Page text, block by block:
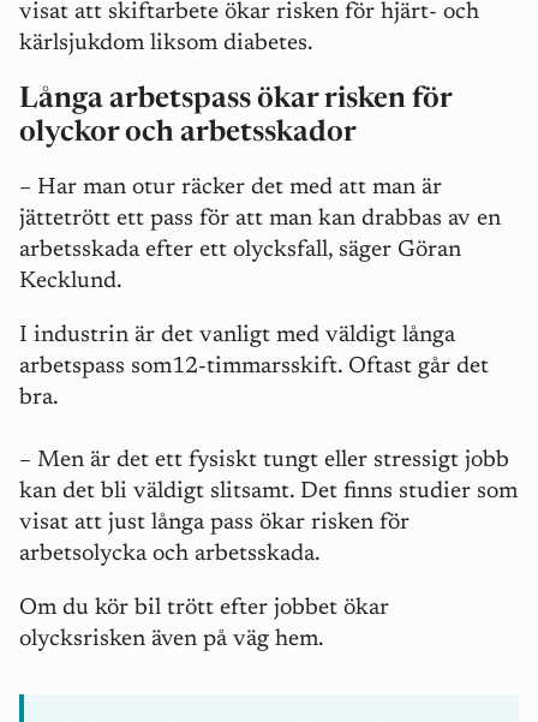
visat att skiftarbete ökar risken för hjärt- och
kärlsjukdom liksom diabetes.
Långa arbetspass ökar risken för
olyckor och arbetsskador
– Har man otur räcker det med att man är
jättetrött ett pass för att man kan drabbas av en
arbetsskada efter ett olycksfall, säger Göran
Kecklund.
I industrin är det vanligt med väldigt långa
arbetspass som12-timmarsskift. Oftast går det
bra.
– Men är det ett fysiskt tungt eller stressigt jobb
kan det bli väldigt slitsamt. Det finns studier som
visat att just långa pass ökar risken för
arbetsolycka och arbetsskada.
Om du kör bil trött efter jobbet ökar
olycksrisken även på väg hem.